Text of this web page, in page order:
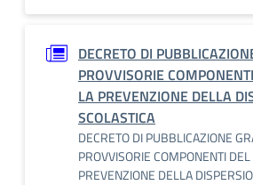
DECRETO DI
PROVVISORIE
LA PREVENZIONE DELLA
SCOLASTICA
DECRETO DI PUBBLICAZIONE
PROVVISORIE COMPONENTI
PREVENZIONE DELLA